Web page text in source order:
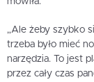
„Ale żeby szybko
trzeba było mieć
narzędzia. To jest
przez cały czas